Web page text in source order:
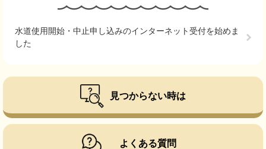
水道使用開始・中止申し込みのインターネット受付を始めま
した
見つからない時は
よくある質問